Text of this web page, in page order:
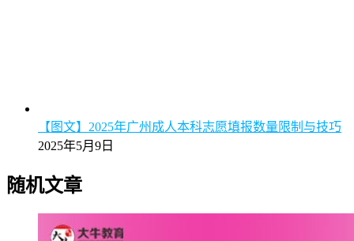
【图文】2025年广州成人本科志愿填报数量限制与技巧
2025年5月9日
随机文章